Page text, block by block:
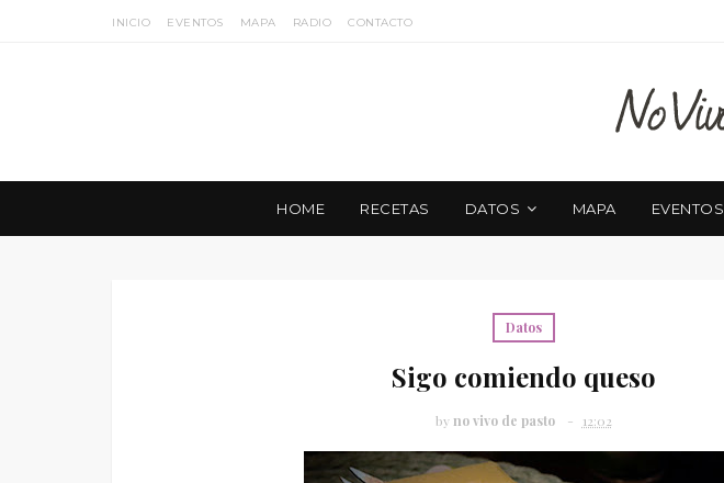
INICIO EVENTOS MAPA RADIO CONTACTO
HOME RECETAS DATOS MAPA EVENTOS
Datos
Sigo comiendo queso
by no vivo de pasto 12:02